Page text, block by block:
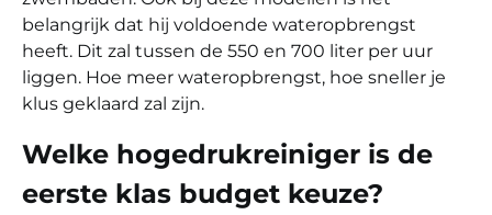
belangrijk dat hij voldoende wateropbrengst
heeft. Dit zal tussen de 550 en 700 liter per uur
liggen. Hoe meer wateropbrengst, hoe sneller je
klus geklaard zal zijn.
Welke hogedrukreiniger is de
eerste klas budget keuze?